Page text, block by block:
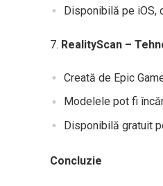
Disponibilă pe iOS,
RealityScan –
Creată de Epic
Modelele pot fi
Disponibilă gratuit
Concluzie